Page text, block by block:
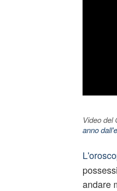
Video del
anno
andare